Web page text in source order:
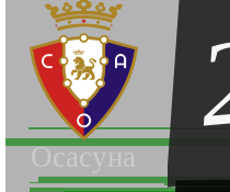
Осасуна